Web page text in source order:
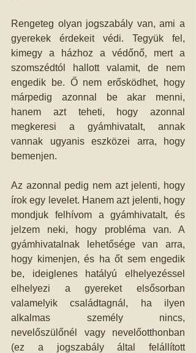
Rengeteg olyan jogszabály van, ami a
gyerekek érdekeit védi. Tegyük fel,
kimegy a házhoz a védőnő, mert a
szomszédtól hallott valamit, de nem
engedik be. Ő nem erősködhet, hogy
márpedig azonnal be akar menni,
hanem azt teheti, hogy azonnal
megkeresi a gyámhivatalt, annak
vannak ugyanis eszközei arra, hogy
bemenjen.
Az azonnal pedig nem azt jelenti, hogy
írok egy levelet. Hanem azt jelenti, hogy
mondjuk felhívom a gyámhivatalt, és
jelzem neki, hogy probléma van. A
gyámhivatalnak lehetősége van arra,
hogy kimenjen, és ha őt sem engedik
be, ideiglenes hatályú elhelyezéssel
elhelyezi a gyereket elsősorban
valamelyik családtagnál, ha ilyen
alkalmas személy nincs,
nevelőszülőnél vagy nevelőotthonban
(ez a jogszabály által felállított